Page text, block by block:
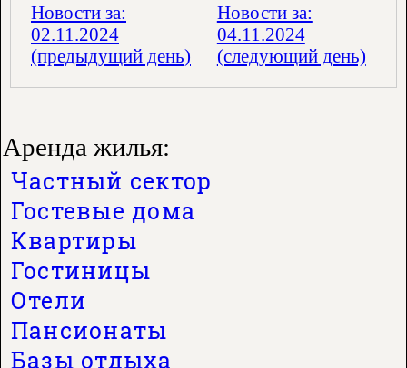
Аренда жилья:
Частный сектор
Гостевые дома
Квартиры
Гостиницы
Отели
Пансионаты
Базы отдыха
Новости за:
02.11.2024
(предыдущий день)
Новости за:
04.11.2024
(следующий день)